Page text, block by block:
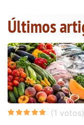
Últimos